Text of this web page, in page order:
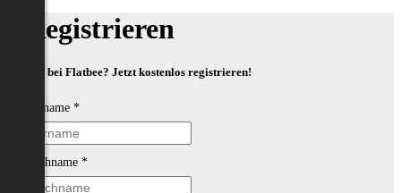
Registrieren
Neu bei Flatbee? Jetzt kostenlos registrieren!
Vorname *
Nachname *